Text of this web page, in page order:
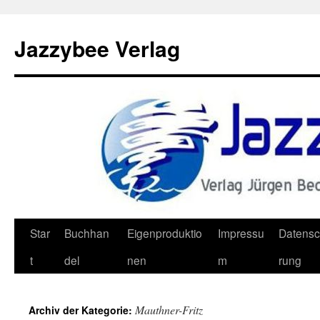
Jazzybee Verlag
Zum
Inhalt
Star
t
Buchhan
del
Eigenproduktio
nen
Impressu
m
rung
Archiv der Kategorie: Mauthner-Fritz